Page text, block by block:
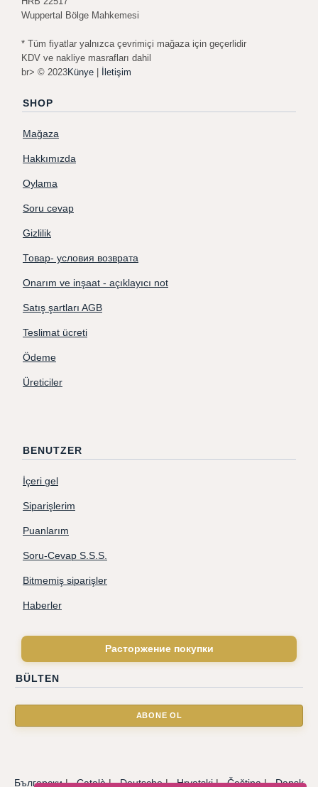
Wuppertal Bölge Mahkemesi
* Tüm fiyatlar yalnızca çevrimiçi mağaza için geçerlidir
KDV ve nakliye masrafları dahil
br> © 2023Künye | İletişim
SHOP
Mağaza
Hakkımızda
Oylama
Soru cevap
Gizlilik
Товар- условия возврата
Onarım ve inşaat - açıklayıcı not
Satış şartları AGB
Teslimat ücreti
Ödeme
Üreticiler
BENUTZER
İçeri gel
Siparişlerim
Puanlarım
Soru-Cevap S.S.S.
Bitmemiş siparişler
Haberler
Расторжение покупки
BÜLTEN
Български|Català|Deutsche|Hrvatski|Čeština|Dansk